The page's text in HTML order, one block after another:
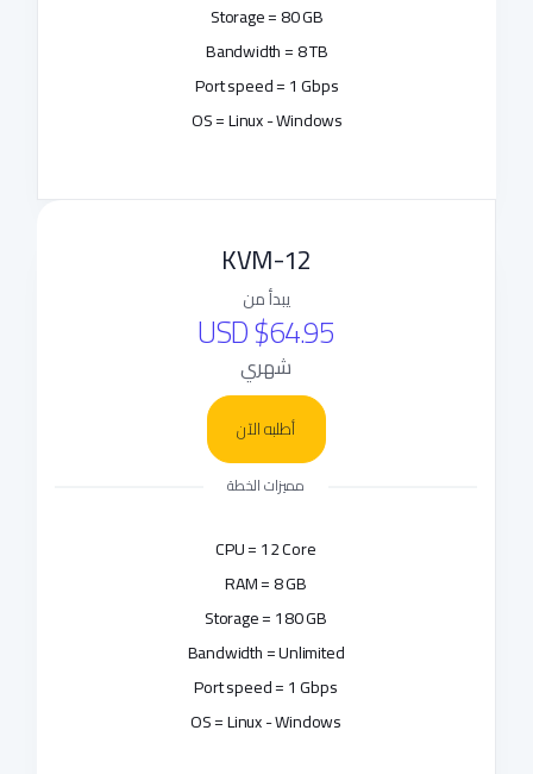
Storage = 80 GB
Bandwidth = 8 TB
Port speed = 1 Gbps
OS = Linux - Windows
KVM-12
يبدأ من
$64.95 USD
شهري
أطلبه الآن
مميزات الخطة
CPU = 12 Core
RAM = 8 GB
Storage = 180 GB
Bandwidth = Unlimited
Port speed = 1 Gbps
OS = Linux - Windows